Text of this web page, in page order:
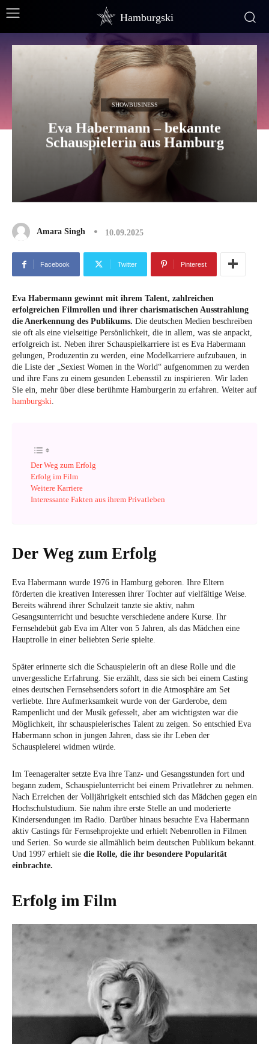
Hamburgski
SHOWBUSINESS
Eva Habermann – bekannte
Schauspielerin aus Hamburg
Amara Singh 10.09.2025
Facebook Twitter Pinterest
Eva Habermann gewinnt mit ihrem Talent, zahlreichen
erfolgreichen Filmrollen und ihrer charismatischen Ausstrahlung
die Anerkennung des Publikums. Die deutschen Medien beschreiben
sie oft als eine vielseitige Persönlichkeit, die in allem, was sie anpackt,
erfolgreich ist. Neben ihrer Schauspielkarriere ist es Eva Habermann
gelungen, Produzentin zu werden, eine Modelkarriere aufzubauen, in
die Liste der „Sexiest Women in the World“ aufgenommen zu werden
und ihre Fans zu einem gesunden Lebensstil zu inspirieren. Wir laden
Sie ein, mehr über diese berühmte Hamburgerin zu erfahren. Weiter auf
hamburgski.
Der Weg zum Erfolg
Erfolg im Film
Weitere Karriere
Interessante Fakten aus ihrem Privatleben
Der Weg zum Erfolg
Eva Habermann wurde 1976 in Hamburg geboren. Ihre Eltern
förderten die kreativen Interessen ihrer Tochter auf vielfältige Weise.
Bereits während ihrer Schulzeit tanzte sie aktiv, nahm
Gesangsunterricht und besuchte verschiedene andere Kurse. Ihr
Fernsehdebüt gab Eva im Alter von 5 Jahren, als das Mädchen eine
Hauptrolle in einer beliebten Serie spielte.
Später erinnerte sich die Schauspielerin oft an diese Rolle und die
unvergessliche Erfahrung. Sie erzählt, dass sie sich bei einem Casting
eines deutschen Fernsehsenders sofort in die Atmosphäre am Set
verliebte. Ihre Aufmerksamkeit wurde von der Garderobe, dem
Rampenlicht und der Musik gefesselt, aber am wichtigsten war die
Möglichkeit, ihr schauspielerisches Talent zu zeigen. So entschied Eva
Habermann schon in jungen Jahren, dass sie ihr Leben der
Schauspielerei widmen würde.
Im Teenageralter setzte Eva ihre Tanz- und Gesangsstunden fort und
begann zudem, Schauspielunterricht bei einem Privatlehrer zu nehmen.
Nach Erreichen der Volljährigkeit entschied sich das Mädchen gegen ein
Hochschulstudium. Sie nahm ihre erste Stelle an und moderierte
Kindersendungen im Radio. Darüber hinaus besuchte Eva Habermann
aktiv Castings für Fernsehprojekte und erhielt Nebenrollen in Filmen
und Serien. So wurde sie allmählich beim deutschen Publikum bekannt.
Und 1997 erhielt sie die Rolle, die ihr besondere Popularität
einbrachte.
Erfolg im Film